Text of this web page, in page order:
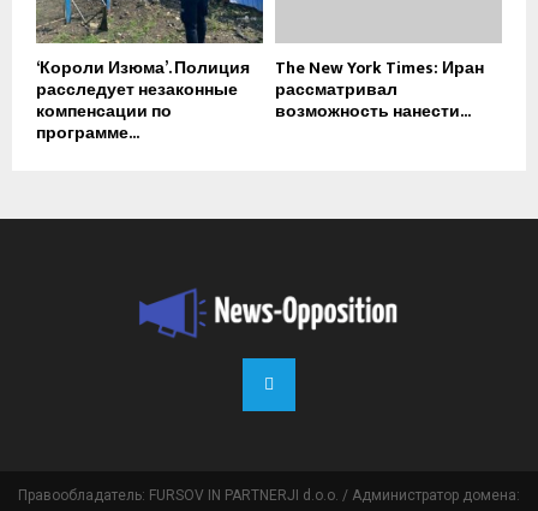
‘Короли Изюма’. Полиция
расследует незаконные
компенсации по
программе...
The New York Times: Иран
рассматривал
возможность нанести...
Правообладатель: FURSOV IN PARTNERJI d.o.o. / Администратор домена: